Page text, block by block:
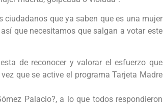
ciudadanos que ya saben que es una mujer
que necesitamos que salgan a votar este
de reconocer y valorar el esfuerzo que
que se active el programa Tarjeta Madre
Palacio?, a lo que todos respondieron